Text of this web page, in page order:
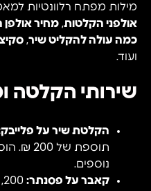
מילות מפתח רלוונטיות
אולפני הקלטות, מחיר
כמה עולה להקליט שיר,
ועוד.
שירותי הקלטה
הקלטת שיר על
נוספים.
קאבר על פסנתר: